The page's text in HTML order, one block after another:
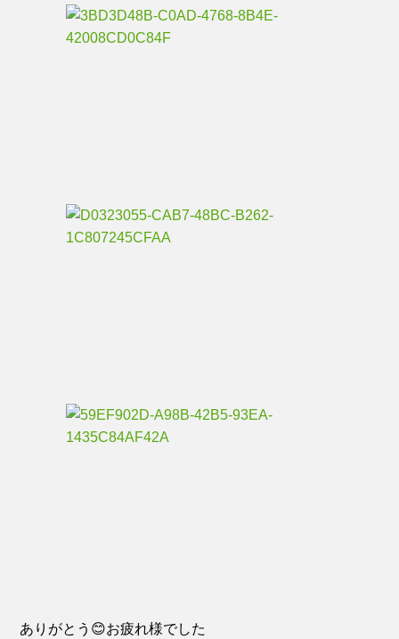
ありがとう😊お疲れ様でした